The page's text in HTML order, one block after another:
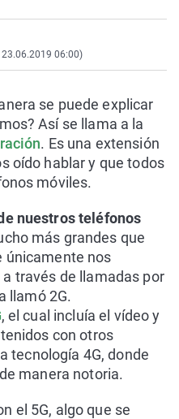
06:00)
se puede explicar
Así se llama a la
. Es una extensión
oído hablar y que todos
móviles.
nuestros teléfonos
más grandes que
únicamente nos
través de llamadas por
llamó 2G.
, el cual incluía el vídeo y
con otros
tecnología 4G, donde
manera notoria.
el 5G, algo que se